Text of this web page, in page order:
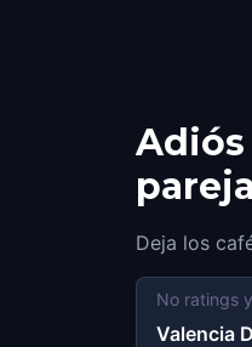
Adiós
Deja los
No ratings
Valencia